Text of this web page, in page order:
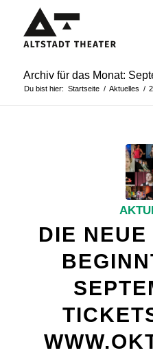
Archiv für das Monat:
Du bist hier: Startseite / Aktuelles /
DIE